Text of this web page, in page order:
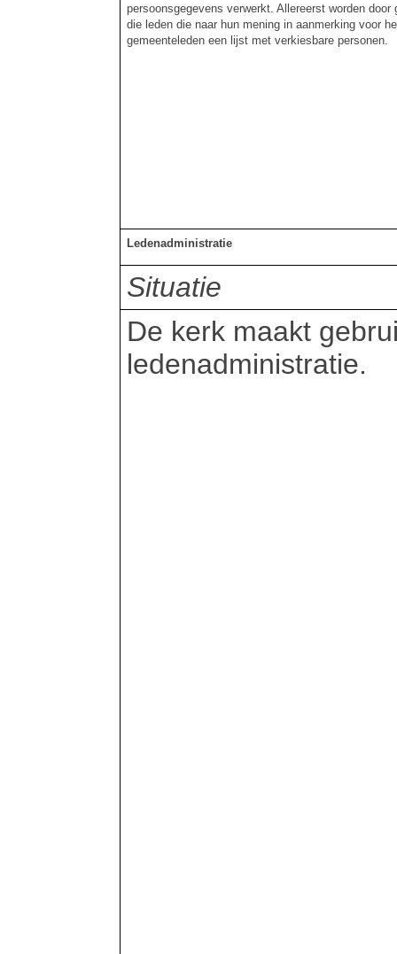
persoonsgegevens verwerkt. Allereerst worden
die leden die naar hun mening in aanmerking voor
gemeenteleden een lijst met verkiesbare personen.
Ledenadministratie
Situatie
De kerk maakt
ledenadministratie.